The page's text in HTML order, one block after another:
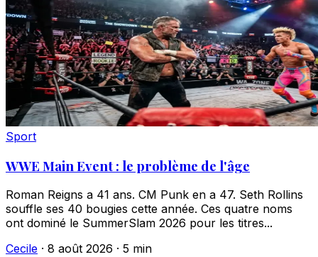
Sport
WWE Main Event : le problème de l'âge
Roman Reigns a 41 ans. CM Punk en a 47. Seth Rollins
souffle ses 40 bougies cette année. Ces quatre noms
ont dominé le SummerSlam 2026 pour les titres...
Cecile · 8 août 2026 · 5 min